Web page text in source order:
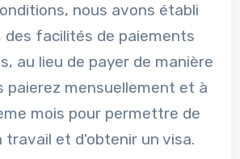
nous avons établi
des facilités de paiements
au lieu de payer de manière
paierez mensuellement et à
mois pour permettre de
travail et d'obtenir un visa.